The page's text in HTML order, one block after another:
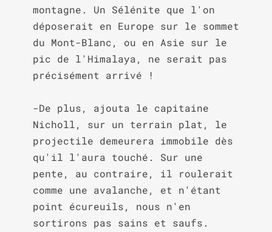
montagne. Un Sélénite que l'on
déposerait en Europe sur le sommet
du Mont-Blanc, ou en Asie sur le
pic de l'Himalaya, ne serait pas
précisément arrivé !
-De plus, ajouta le capitaine
Nicholl, sur un terrain plat, le
projectile demeurera immobile dès
qu'il l'aura touché. Sur une
pente, au contraire, il roulerait
comme une avalanche, et n'étant
point écureuils, nous n'en
sortirons pas sains et saufs.